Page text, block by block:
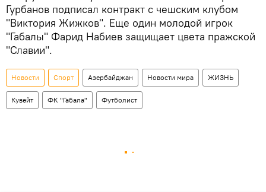
Гурбанов подписал контракт с чешским клубом
"Виктория Жижков". Еще один молодой игрок
"Габалы" Фарид Набиев защищает цвета пражской
"Славии".
Новости Спорт Азербайджан Новости мира ЖИЗНЬ
Кувейт ФК "Габала" Футболист